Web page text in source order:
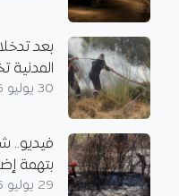
بعد
المدنية تخمد 34 حريقا
30 يوليو 2026
بتهمة
29 يوليو 2026